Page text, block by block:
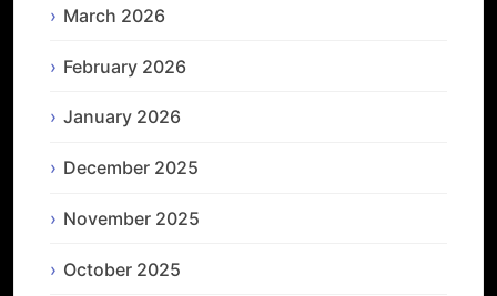
March 2026
February 2026
January 2026
December 2025
November 2025
October 2025